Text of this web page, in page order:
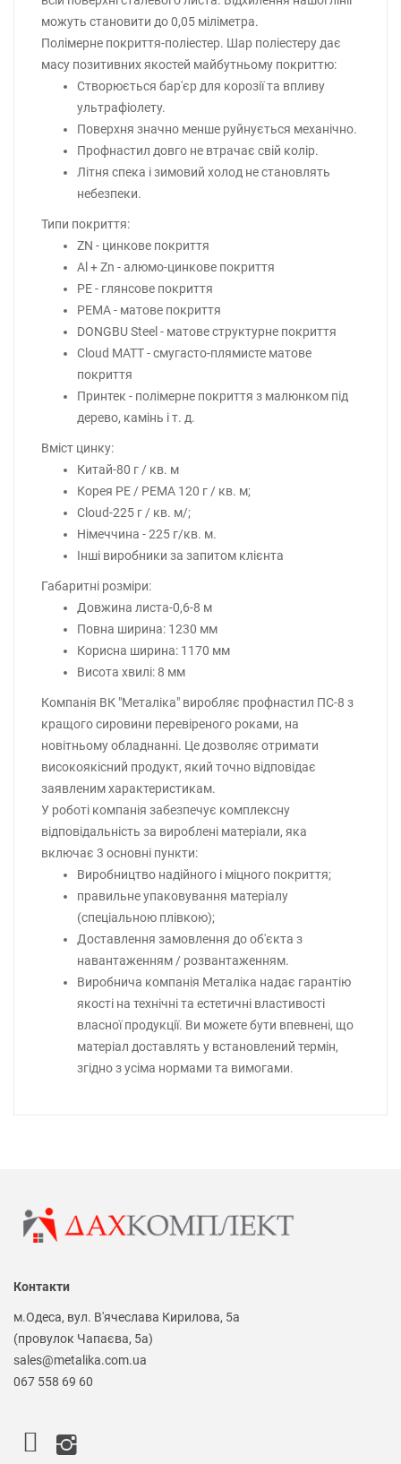
можуть становити до 0,05 міліметра.
Полімерне покриття-поліестер. Шар поліестеру дає
масу позитивних якостей майбутньому покриттю:
Створюється бар'єр для корозії та впливу
ультрафіолету.
Поверхня значно менше руйнується механічно.
Профнастил довго не втрачає свій колір.
Літня спека і зимовий холод не становлять
небезпеки.
Типи покриття:
ZN - цинкове покриття
Al + Zn - алюмо-цинкове покриття
PE - глянсове покриття
PEMA - матове покриття
DONGBU Steel - матове структурне покриття
Cloud MATT - смугасто-плямисте матове
покриття
Принтек - полімерне покриття з малюнком під
дерево, камінь і т. д.
Вміст цинку:
Китай-80 г / кв. м
Корея PE / PEMA 120 г / кв. м;
Cloud-225 г / кв. м/;
Німеччина - 225 г/кв. м.
Інші виробники за запитом клієнта
Габаритні розміри:
Довжина листа-0,6-8 м
Повна ширина: 1230 мм
Корисна ширина: 1170 мм
Висота хвилі: 8 мм
Компанія ВК "Металіка" виробляє профнастил ПС-8 з
кращого сировини перевіреного роками, на
новітньому обладнанні. Це дозволяє отримати
високоякісний продукт, який точно відповідає
заявленим характеристикам.
У роботі компанія забезпечує комплексну
відповідальність за вироблені матеріали, яка
включає 3 основні пункти:
Виробництво надійного і міцного покриття;
правильне упаковування матеріалу
(спеціальною плівкою);
Доставлення замовлення до об'єкта з
навантаженням / розвантаженням.
Виробнича компанія Металіка надає гарантію
якості на технічні та естетичні властивості
власної продукції. Ви можете бути впевнені, що
матеріал доставлять у встановлений термін,
згідно з усіма нормами та вимогами.
Контакти
м.Одеса, вул. В'ячеслава Кирилова, 5а
(провулок Чапаєва, 5а)
sales@metalika.com.ua
067 558 69 60